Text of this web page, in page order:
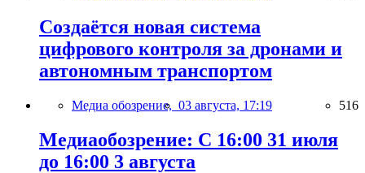
Создаётся новая система
цифрового контроля за дронами и
автономным транспортом
Медиа обозрение, 03 августа, 17:19 516
Медиаобозрение: С 16:00 31 июля
до 16:00 3 августа